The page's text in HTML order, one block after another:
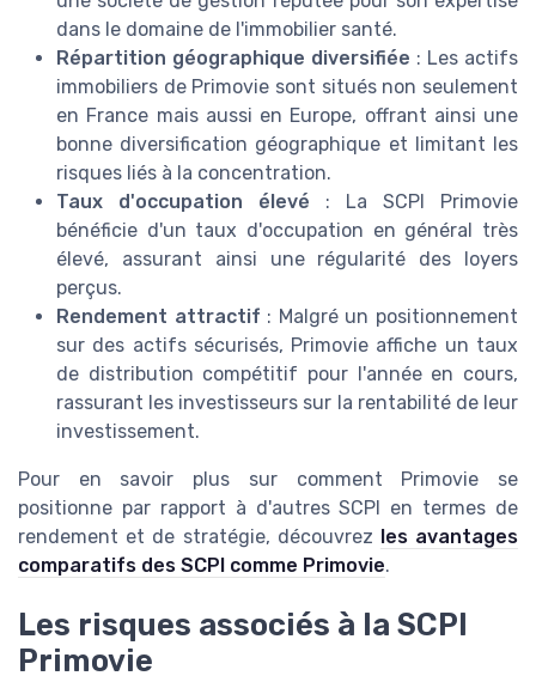
dans le domaine de l'immobilier santé.
Répartition géographique diversifiée : Les actifs
immobiliers de Primovie sont situés non seulement
en France mais aussi en Europe, offrant ainsi une
bonne diversification géographique et limitant les
risques liés à la concentration.
Taux d'occupation élevé : La SCPI Primovie
bénéficie d'un taux d'occupation en général très
élevé, assurant ainsi une régularité des loyers
perçus.
Rendement attractif : Malgré un positionnement
sur des actifs sécurisés, Primovie affiche un taux
de distribution compétitif pour l'année en cours,
rassurant les investisseurs sur la rentabilité de leur
investissement.
Pour en savoir plus sur comment Primovie se
positionne par rapport à d'autres SCPI en termes de
rendement et de stratégie, découvrez
les avantages
comparatifs des SCPI comme Primovie.
Les risques associés à la SCPI
Primovie